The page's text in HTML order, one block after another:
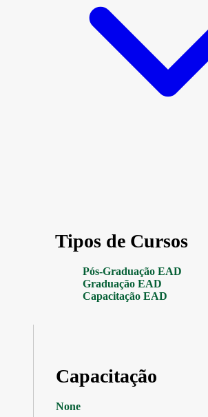
Tipos de Cursos
Pós-Graduação EAD
Graduação EAD
Capacitação EAD
Capacitação
None